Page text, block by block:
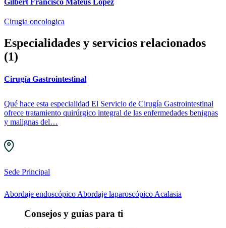
Gilbert Francisco Mateus Lopez
Cirugia oncologica
Especialidades y servicios relacionados
(1)
Cirugía Gastrointestinal
Qué hace esta especialidad El Servicio de Cirugía Gastrointestinal
ofrece tratamiento quirúrgico integral de las enfermedades benignas
y malignas del…
Sede Principal
Abordaje endoscópico Abordaje laparoscópico Acalasia
Consejos y guías para ti